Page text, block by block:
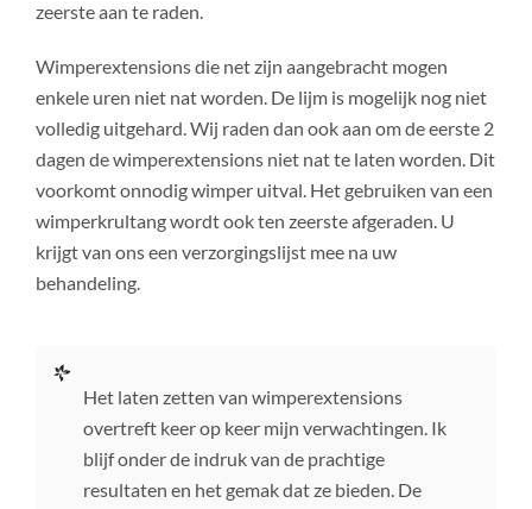
zeerste aan te raden.
Wimperextensions die net zijn aangebracht mogen
enkele uren niet nat worden. De lijm is mogelijk nog niet
volledig uitgehard. Wij raden dan ook aan om de eerste 2
dagen de wimperextensions niet nat te laten worden. Dit
voorkomt onnodig wimper uitval. Het gebruiken van een
wimperkrultang wordt ook ten zeerste afgeraden. U
krijgt van ons een verzorgingslijst mee na uw
behandeling.
Het laten zetten van wimperextensions
overtreft keer op keer mijn verwachtingen. Ik
blijf onder de indruk van de prachtige
resultaten en het gemak dat ze bieden. De